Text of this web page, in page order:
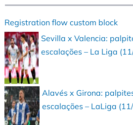
Registration flow custom block
Sevilla x Valencia:
escalações – La Liga
Alavés x Girona:
escalações – LaLiga